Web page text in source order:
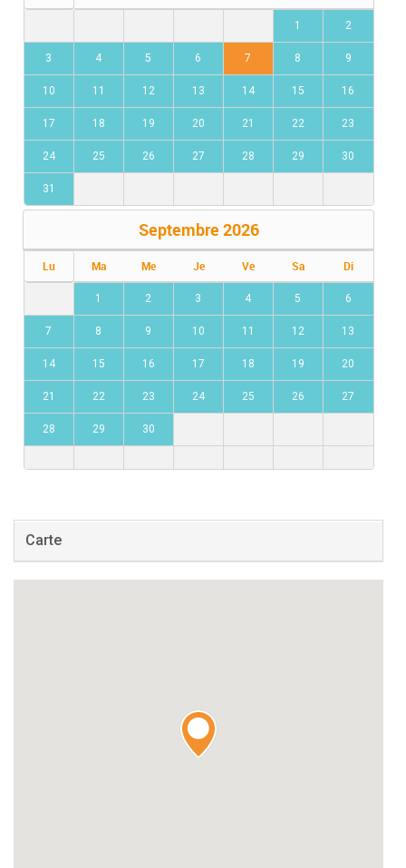
1 2
3 4 5 6 7 8 9
10 11 12 13 14 15 16
17 18 19 20 21 22 23
24 25 26 27 28 29 30
31
Septembre 2026
Lu Ma Me Je Ve Sa Di
1 2 3 4 5 6
7 8 9 10 11 12 13
14 15 16 17 18 19 20
21 22 23 24 25 26 27
28 29 30
Carte